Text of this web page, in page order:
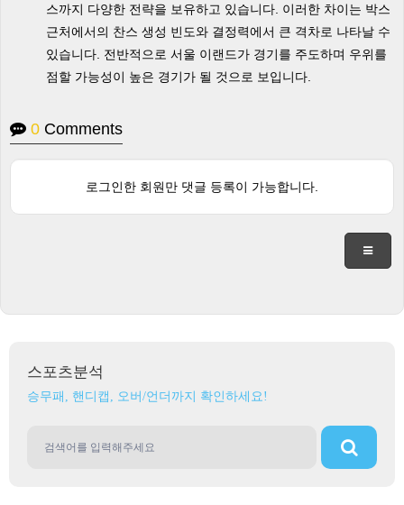
스까지 다양한 전략을 보유하고 있습니다. 이러한 차이는 박스
근처에서의 찬스 생성 빈도와 결정력에서 큰 격차로 나타날 수
있습니다. 전반적으로 서울 이랜드가 경기를 주도하며 우위를
점할 가능성이 높은 경기가 될 것으로 보입니다.
0 Comments
로그인한 회원만 댓글 등록이 가능합니다.
스포츠분석
승무패, 핸디캡, 오버/언더까지 확인하세요!